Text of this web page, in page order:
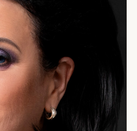
Именно здесь чаще
не работает годами. Я
и семейными
тупиками, с
Работаю с
внутреннего покоя.
по кругу — скорее всего,
причины. Давайте